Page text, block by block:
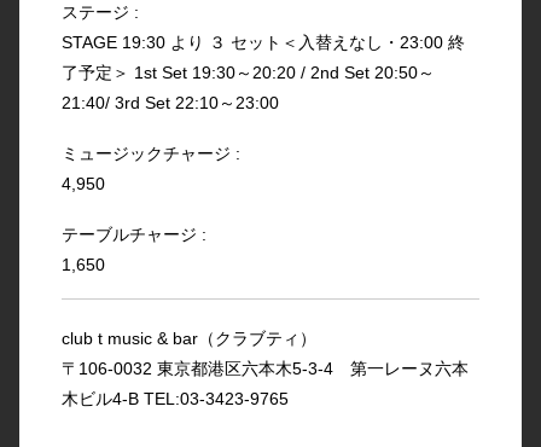
ステージ :
STAGE 19:30 より ３ セット＜入替えなし・23:00 終
了予定＞ 1st Set 19:30～20:20 / 2nd Set 20:50～
21:40/ 3rd Set 22:10～23:00
ミュージックチャージ :
4,950
テーブルチャージ :
1,650
club t music & bar（クラブティ）
〒106-0032 東京都港区六本木5-3-4 第一レーヌ六本
木ビル4-B TEL:03-3423-9765